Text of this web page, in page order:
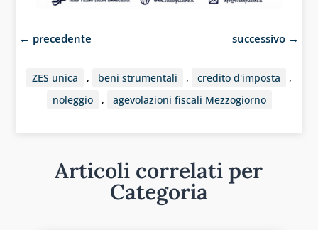
← precedente successivo →
ZES unica , beni strumentali , credito d'imposta
,
noleggio
, agevolazioni fiscali Mezzogiorno
Articoli correlati per
Categoria